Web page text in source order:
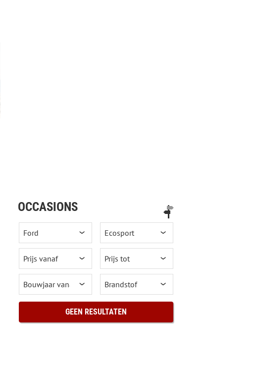
OCCASIONS
GEEN RESULTATEN